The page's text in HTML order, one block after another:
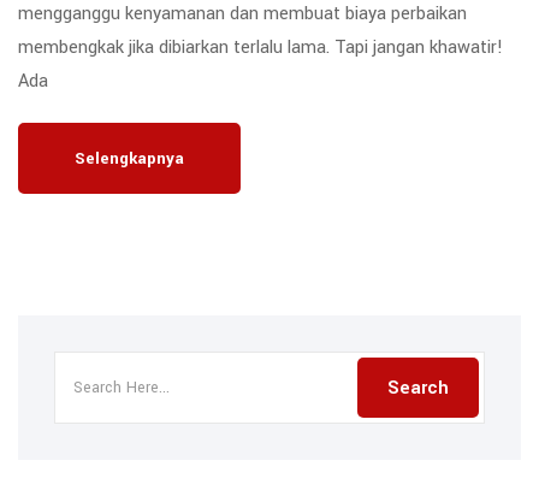
mengganggu kenyamanan dan membuat biaya perbaikan
membengkak jika dibiarkan terlalu lama. Tapi jangan khawatir!
Ada
Selengkapnya